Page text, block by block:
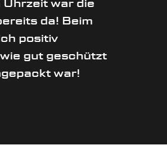
war die
da! Beim
positiv
gut geschützt
war!